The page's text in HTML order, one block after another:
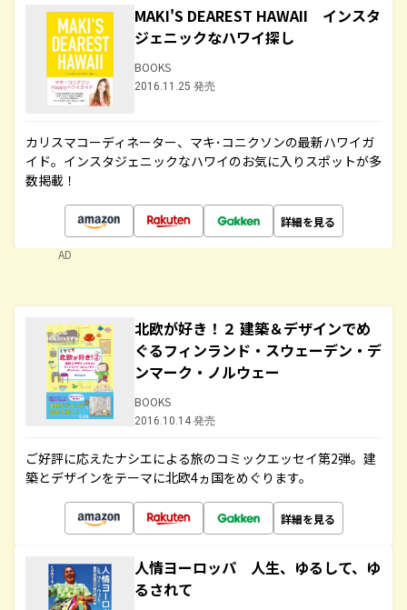
MAKI'S DEAREST HAWAII インスタ
ジェニックなハワイ探し
BOOKS
2016.11.25 発売
カリスマコーディネーター、マキ･コニクソンの最新ハワイガ
イド。インスタジェニックなハワイのお気に入りスポットが多
数掲載！
詳細を見る
AD
北欧が好き！２ 建築＆デザインでめ
ぐるフィンランド・スウェーデン・デ
ンマーク・ノルウェー
BOOKS
2016.10.14 発売
ご好評に応えたナシエによる旅のコミックエッセイ第2弾。建
築とデザインをテーマに北欧4ヵ国をめぐります。
詳細を見る
人情ヨーロッパ 人生、ゆるして、ゆ
るされて